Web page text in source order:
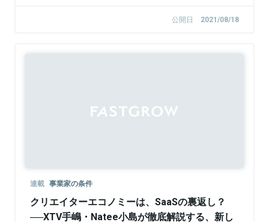
公開日 2021/08/18
連載 事業家の条件
クリエイターエコノミーは、SaaSの裏返し？
──XTV手嶋・Natee小島が徹底解説する、新し